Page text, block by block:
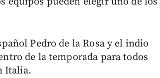
Pedro de la Rosa y el indio
de la temporada para todos
Italia.